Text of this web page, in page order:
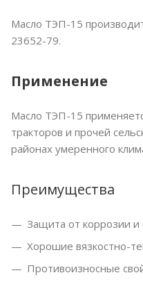
Масло ТЭП-15
23652-79.
Применение
Масло ТЭП-15
тракторов и прочей
районах умеренного
Преимущества
Защита от коррозии и
Хорошие вязкостно-
Противоизносные